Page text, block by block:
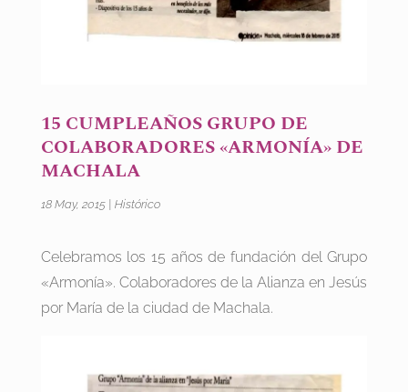
15 CUMPLEAÑOS GRUPO DE
COLABORADORES «ARMONÍA» DE
MACHALA
18 May, 2015| Histórico
Celebramos los 15 años de fundación del Grupo
«Armonía». Colaboradores de la Alianza en Jesús
por María de la ciudad de Machala.